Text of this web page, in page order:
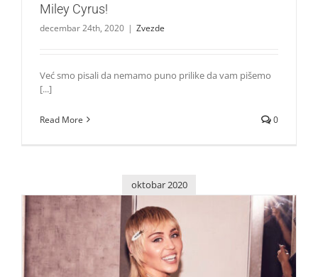
Miley Cyrus!
decembar 24th, 2020 | Zvezde
Već smo pisali da nemamo puno prilike da vam pišemo
[...]
Read More 0
oktobar 2020